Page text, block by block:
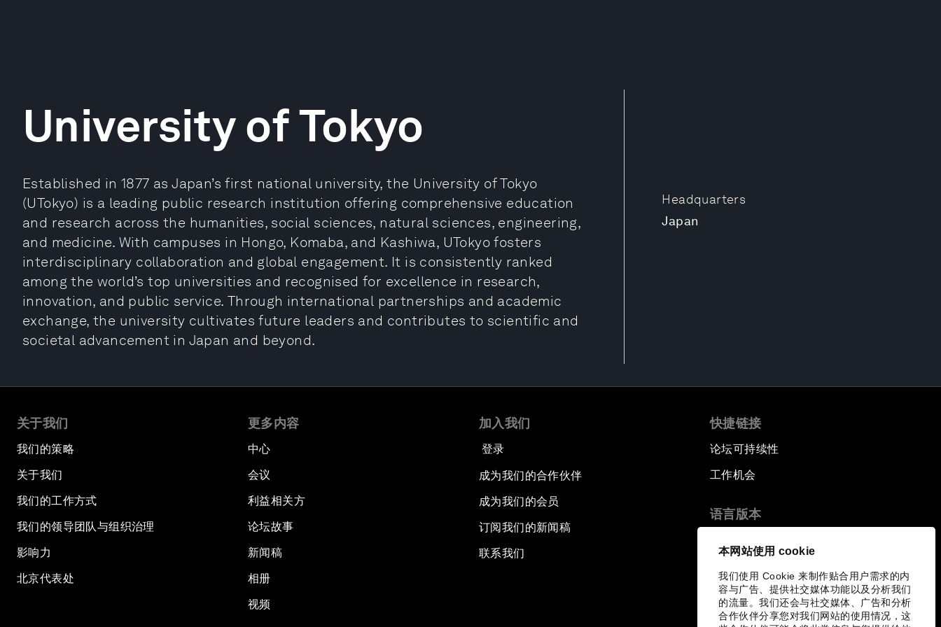
本网站使用 cookie
我们使用 Cookie 来制作贴合用户需求的内
容与广告、提供社交媒体功能以及分析我们
的流量。我们还会与社交媒体、广告和分析
合作伙伴分享您对我们网站的使用情况，这
Headquarters
Japan
University of Tokyo
Established in 1877 as Japan’s first national university, the University of Tokyo
(UTokyo) is a leading public research institution offering comprehensive education
and research across the humanities, social sciences, natural sciences, engineering,
and medicine. With campuses in Hongo, Komaba, and Kashiwa, UTokyo fosters
interdisciplinary collaboration and global engagement. It is consistently ranked
among the world’s top universities and recognised for excellence in research,
innovation, and public service. Through international partnerships and academic
exchange, the university cultivates future leaders and contributes to scientific and
societal advancement in Japan and beyond.
关于我们
我们的策略
关于我们
我们的工作方式
我们的领导团队与组织治理
影响力
北京代表处
更多内容
中心
会议
利益相关方
论坛故事
新闻稿
相册
视频
加入我们
登录
成为我们的合作伙伴
成为我们的会员
订阅我们的新闻稿
联系我们
快捷链接
论坛可持续性
工作机会
语言版本